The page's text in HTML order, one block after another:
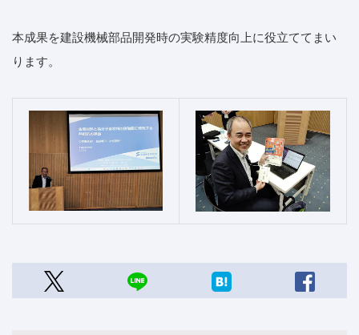
本成果を建設機械部品開発時の実験精度向上に役立ててまい
ります。